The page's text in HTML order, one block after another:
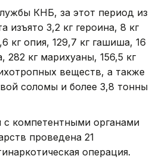
КНБ, за этот период из
изъято 3,2 кг героина, 8 кг
кг опия, 129,7 кг гашиша, 16
282 кг марихуаны, 156,5 кг
веществ, а также
соломы и более 3,8 тонны
с компетентными органами
проведена 21
операция.